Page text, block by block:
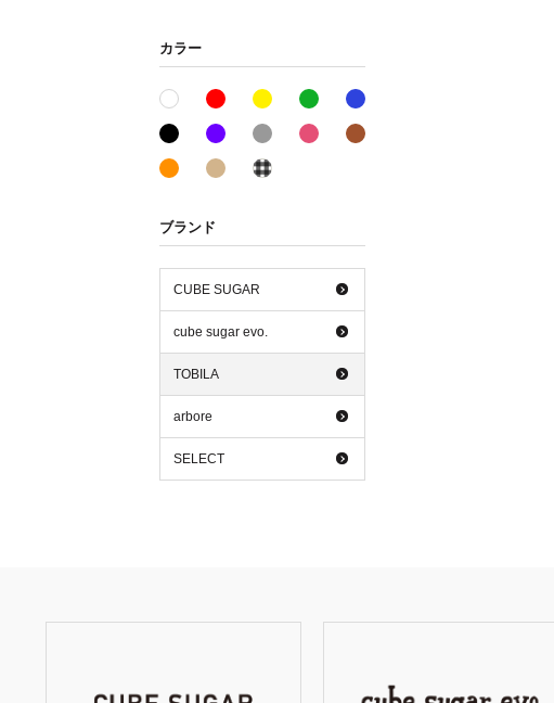
カラー
ホワイト系レッド系 イエロー系グリーン系
ブラック系パープル系グレー系 ピンク系
オレンジ系ベージュ系
ブランド
CUBE SUGAR
cube sugar evo.
TOBILA
arbore
SELECT